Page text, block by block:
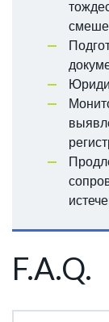
F.A.Q.